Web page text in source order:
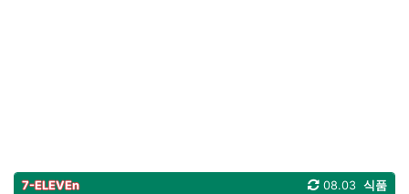
7-ELEVEn 식품
08.03